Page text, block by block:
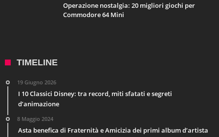
Operazione nostalgia: 20 migliori giochi per
Commodore 64 Mini
TIMELINE
19 Giugno 2026
I 10 Classici Disney: tra record, miti sfatati e segreti
d’animazione
8 Maggio 2024
Asta benefica di Fraternità e Amicizia dei primi album d’artista